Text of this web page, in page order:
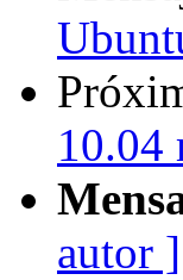
10.04
autor ]